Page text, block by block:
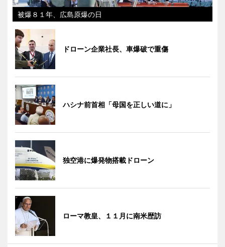
被爆８１年、広島原爆の日
ドローン企業社長、車爆破で重傷
ハシナ前首相「母国を正しい道に」
独空港に爆発物搭載ドローン
ローマ教皇、１１月に南米歴訪